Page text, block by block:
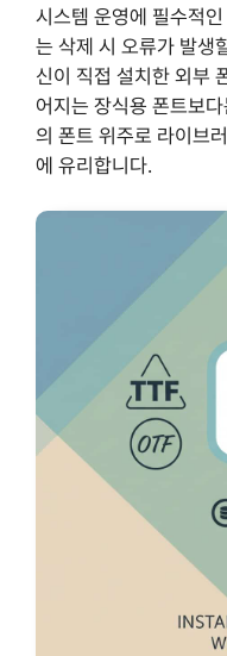
시스템 운영에 필수적
는 삭제 시 오류가 발생
신이 직접 설치한 외부
어지는 장식용 폰트보
의 폰트 위주로 라이브
에 유리합니다.